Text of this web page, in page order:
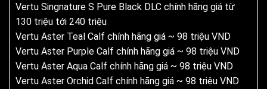
Vertu Singnature S Pure Black DLC chính hãng giá từ
130 triệu tới 240 triệu
Vertu Aster Teal Calf chính hãng giá ~ 98 triệu VND
Vertu Aster Purple Calf chính hãng giá ~ 98 triệu VND
Vertu Aster Aqua Calf chính hãng giá ~ 98 triệu VND
Vertu Aster Orchid Calf chính hãng giá ~ 98 triệu VND